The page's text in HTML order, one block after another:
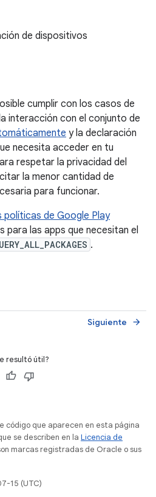
de dispositivos
cumplir con los casos de
interacción con el conjunto de
y la declaración
necesita acceder en tu
respetar la privacidad del
la menor cantidad de
para funcionar.
políticas de Google Play
para las apps que necesitan el
.
Siguiente arrow_forward
resultó útil?
código que aparecen en esta página
se describen en la Licencia de
marcas registradas de Oracle o sus
15 (UTC)